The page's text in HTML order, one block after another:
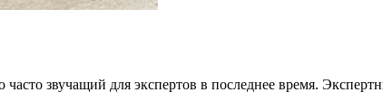
звучащий для экспертов в последнее время.